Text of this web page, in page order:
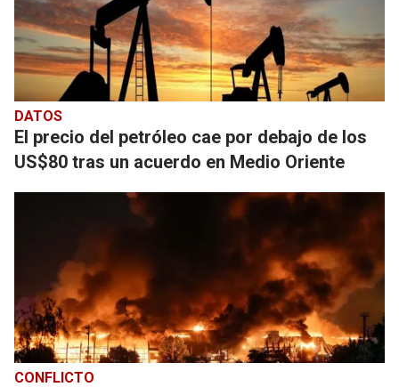
DATOS
El precio del petróleo cae por debajo de los
US$80 tras un acuerdo en Medio Oriente
CONFLICTO